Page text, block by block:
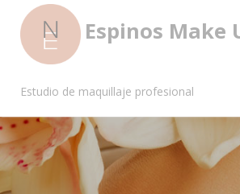
Espinos Make
Estudio de maquillaje profesional